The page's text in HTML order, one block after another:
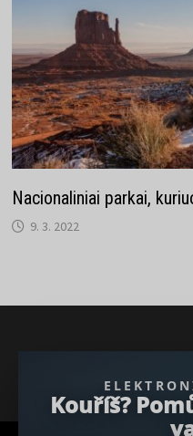
Nacionaliniai parkai,
9. 3. 2022
Kouříš?